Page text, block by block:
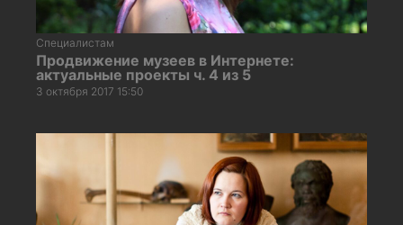
Специалистам
Продвижение музеев в Интернете:
актуальные проекты ч. 4 из 5
3 октября 2017 15:50